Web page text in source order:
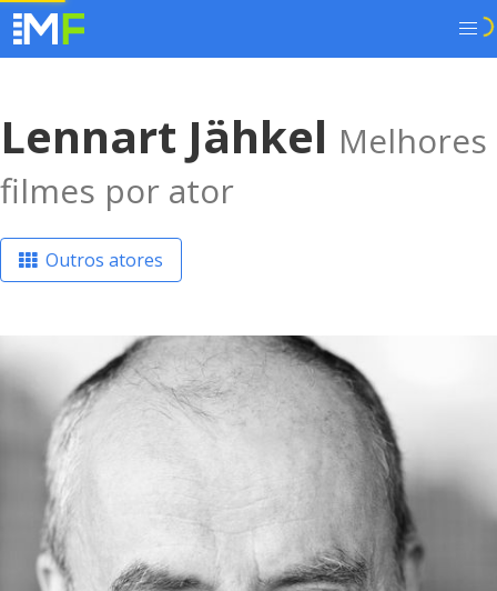
Lennart Jähkel Melhores
filmes por ator
Outros atores